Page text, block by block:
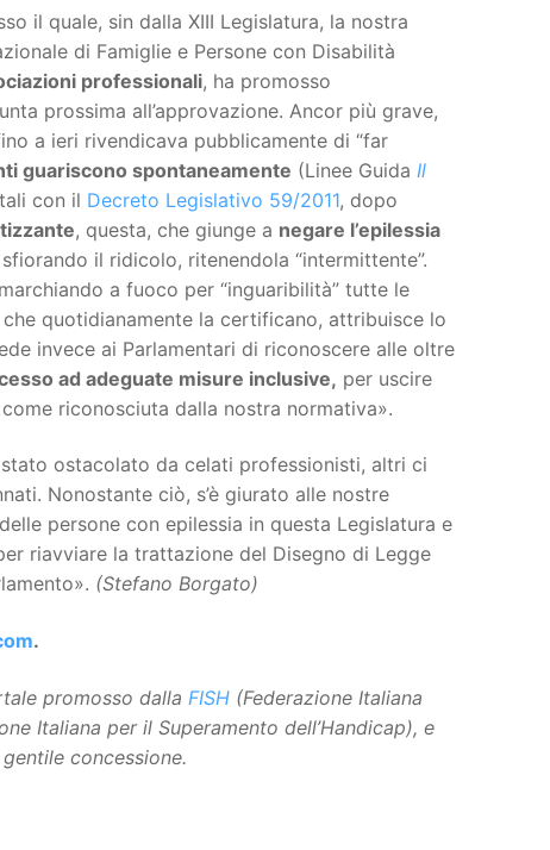
il quale, sin dalla XIII Legislatura, la nostra
di Famiglie e Persone con Disabilità
professionali, ha promosso
prossima all’approvazione. Ancor più grave,
a ieri rivendicava pubblicamente di “far
guariscono spontaneamente (Linee Guida Il
con il Decreto Legislativo 59/2011, dopo
, questa, che giunge a negare l’epilessia
il ridicolo, ritenendola “intermittente”.
a fuoco per “inguaribilità” tutte le
quotidianamente la certificano, attribuisce lo
invece ai Parlamentari di riconoscere alle oltre
ad adeguate misure inclusive, per uscire
riconosciuta dalla nostra normativa».
ostacolato da celati professionisti, altri ci
Nonostante ciò, s’è giurato alle nostre
delle persone con epilessia in questa Legislatura e
riavviare la trattazione del Disegno di Legge
(Stefano Borgato)
.
promosso dalla FISH (Federazione Italiana
Italiana per il Superamento dell’Handicap), e
concessione.